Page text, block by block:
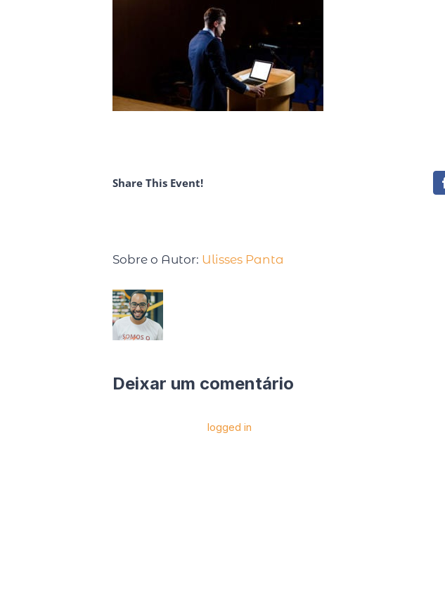
Share This Event!
Sobre o Autor: Ulisses Panta
Deixar um comentário
logged in